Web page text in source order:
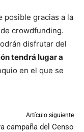
posible gracias a la
crowdfunding.
disfrutar del
tendrá lugar a
en el que se
Artículo siguiente
campaña del Censo